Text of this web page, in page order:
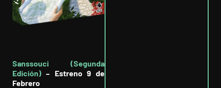
Sanssouci (Segunda
Edición) – Estreno 9 de
Febrero